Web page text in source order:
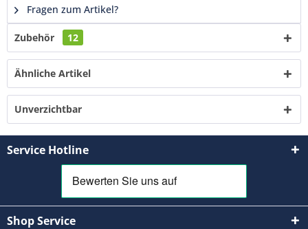
Fragen zum Artikel?
Zubehör 12
Ähnliche Artikel
Unverzichtbar
Service Hotline
Shop Service